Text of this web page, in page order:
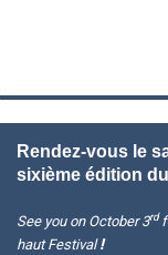
Rendez-vous le
sixième édition
See you on October 3rd
haut Festival!